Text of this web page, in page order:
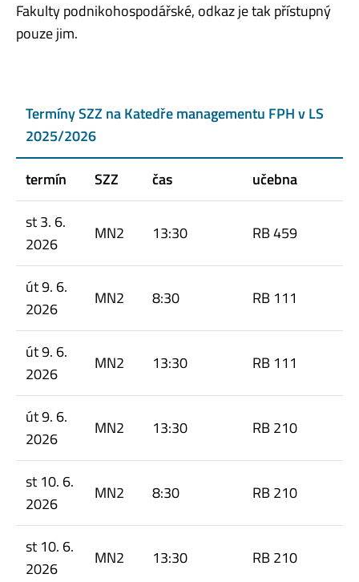
Fakulty podnikohospodářské, odkaz je tak přístupný
pouze jim.
Termíny SZZ na Katedře managementu FPH v LS
2025/2026
termín
SZZ čas
učebna
st 3. 6.
2026
MN2 13:30 RB 459
út 9. 6.
2026
MN2 8:30 RB 111
út 9. 6.
2026
MN2 13:30 RB 111
út 9. 6.
2026
MN2 13:30 RB 210
st 10. 6.
2026
MN2 8:30 RB 210
st 10. 6.
2026
MN2 13:30 RB 210